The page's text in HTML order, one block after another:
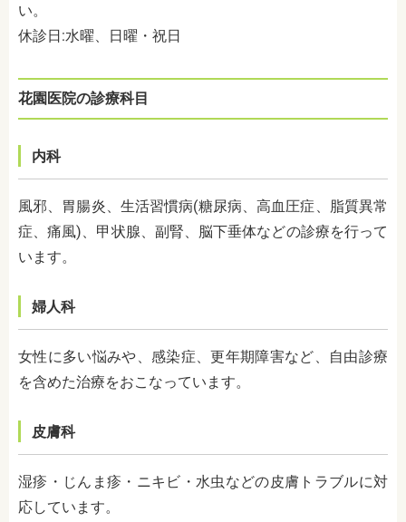
い。
休診日:水曜、日曜・祝日
花園医院の診療科目
内科
風邪、胃腸炎、生活習慣病(糖尿病、高血圧症、脂質異常
症、痛風)、甲状腺、副腎、脳下垂体などの診療を行って
います。
婦人科
女性に多い悩みや、感染症、更年期障害など、自由診療
を含めた治療をおこなっています。
皮膚科
湿疹・じんま疹・ニキビ・水虫などの皮膚トラブルに対
応しています。